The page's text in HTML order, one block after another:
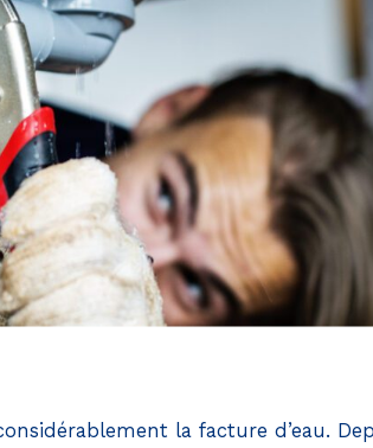
la facture d’eau.